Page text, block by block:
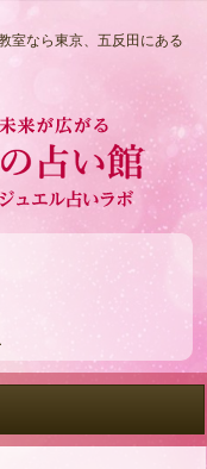
室なら東京、五反田にある